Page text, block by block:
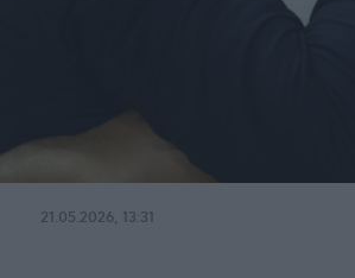
21.05.2026, 13:31